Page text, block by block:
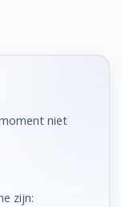
niet
zijn: